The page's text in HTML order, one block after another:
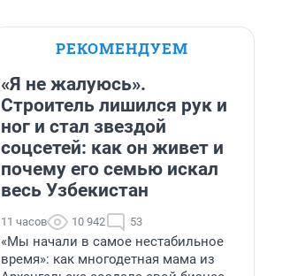
РЕКОМЕНДУЕМ
«Я не жалуюсь».
Строитель лишился рук и
ног и стал звездой
соцсетей: как он живет и
почему его семью искал
весь Узбекистан
11 часов 10 942 53
«Мы начали в самое нестабильное
время»: как многодетная мама из